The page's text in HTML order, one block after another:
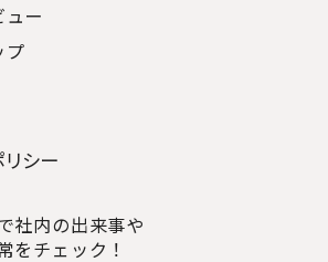
ー
プ
シー
社内の出来事や
をチェック！